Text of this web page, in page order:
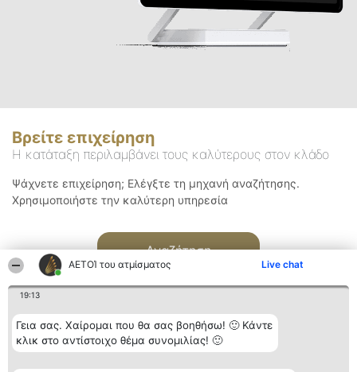
ΑΕΤΟΊ του ατμίσματος Live chat
19:13
Γεια σας. Χαίρομαι που θα σας βοηθήσω! 🙂 Κάντε
κλικ στο αντίστοιχο θέμα συνομιλίας! 🙂
Βρείτε επιχείρηση
Η κατάταξη περιλαμβάνει τους καλύτερους στον κλάδο
Ψάχνετε επιχείρηση; Ελέγξτε τη μηχανή αναζήτησης.
Χρησιμοποιήστε την καλύτερη υπηρεσία
Αναζήτηση
Διοργανωτής της Κατάταξη Επικοινωνία